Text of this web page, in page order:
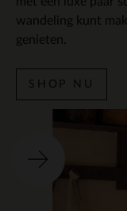
wandeling kunt
genieten.
SHOP NU